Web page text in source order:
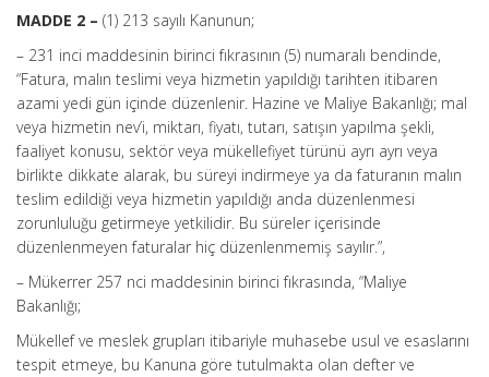
MADDE 2 – (1) 213 sayılı Kanunun;
– 231 inci maddesinin birinci fıkrasının (5) numaralı bendinde,
“Fatura, malın teslimi veya hizmetin yapıldığı tarihten itibaren
azami yedi gün içinde düzenlenir. Hazine ve Maliye Bakanlığı; mal
veya hizmetin nev’i, miktarı, fiyatı, tutarı, satışın yapılma şekli,
faaliyet konusu, sektör veya mükellefiyet türünü ayrı ayrı veya
birlikte dikkate alarak, bu süreyi indirmeye ya da faturanın malın
teslim edildiği veya hizmetin yapıldığı anda düzenlenmesi
zorunluluğu getirmeye yetkilidir. Bu süreler içerisinde
düzenlenmeyen faturalar hiç düzenlenmemiş sayılır.”,
– Mükerrer 257 nci maddesinin birinci fıkrasında, “Maliye
Bakanlığı;
Mükellef ve meslek grupları itibariyle muhasebe usul ve esaslarını
tespit etmeye, bu Kanuna göre tutulmakta olan defter ve